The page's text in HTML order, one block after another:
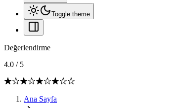
Toggle theme
Değerlendirme
4.0 / 5
Ana Sayfa